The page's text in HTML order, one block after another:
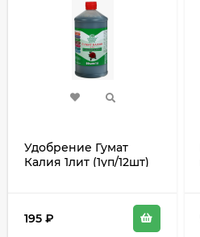
Удобрение Гумат
Калия 1лит (1уп/12шт)
195 ₽